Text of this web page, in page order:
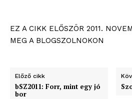
ELŐFIZETÉS
Hasznos
EZ A CIKK ELŐSZÖR 2011.
MEG A BLOGSZOLNOKON
Előző cikk
bSZ2011: Forr, mint egy jó
bor